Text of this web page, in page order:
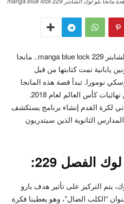
لينك مشاهدة مانجا بلو لوك الشابتر manga blue lock 229.. مانجا
يابانية تمت كتابتها من قبل
نومورا. تبدأ قصة هذه المانجا
الرياضية بعد إقصاء اليابان من نهائيات كأس العالم لعام 2018.
لكرة القدم إنشاء برنامج يستكشف
الثانوية الذين سيتدربون
الفصل 229:
بلو لوك، يتم التركيز على تأثير هدف بارو
“الكلب الضال”، وهو يعطينا فكرة